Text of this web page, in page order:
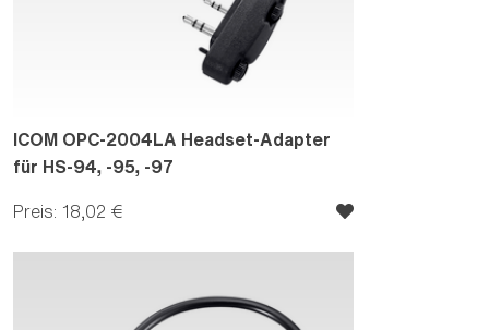
ICOM OPC-2004LA Headset-Adapter
für HS-94, -95, -97
Preis: 18,02 €